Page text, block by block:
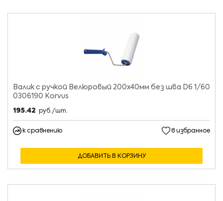
Валик с ручкой Велюровый 200х40мм без шва D6 1/60
0306190 Korvus
195.42 руб./шт.
к сравнению в избранное
ДОБАВИТЬ В КОРЗИНУ